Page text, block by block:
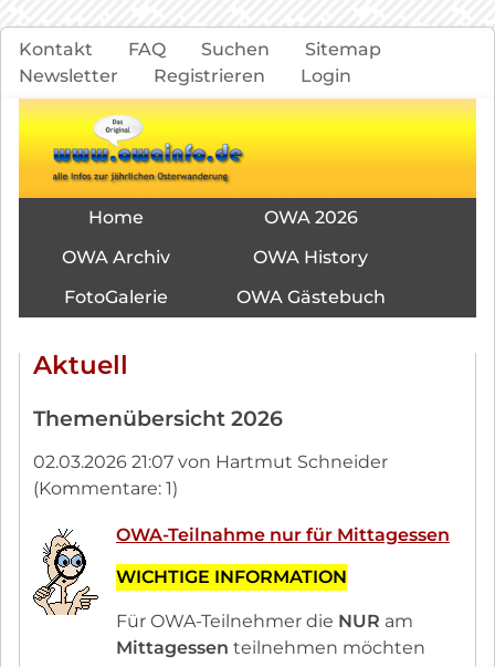
Navigation
überspringen
Kontakt FAQ Suchen
Sitemap
Newsletter
Registrieren Login
NavigationHome
OWA 2026
OWA Archiv
OWA History
FotoGalerie
OWA Gästebuch
Aktuell
Themenübersicht 2026
02.03.2026 21:07 von Hartmut Schneider
(Kommentare: 1)
OWA-Teilnahme nur für Mittagessen
WICHTIGE INFORMATION
Für OWA-Teilnehmer die NUR am
Mittagessen teilnehmen möchten